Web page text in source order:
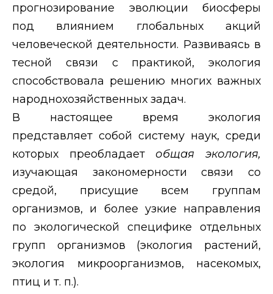
прогнозирование эволюции биосферы
под влиянием глобальных акций
человеческой деятельности. Развиваясь в
тесной связи с практикой, экология
способствовала решению многих важных
народнохозяйственных задач.
В настоящее время экология
представляет собой систему наук, среди
которых преобладает общая экология,
изучающая закономерности связи со
средой, присущие всем группам
организмов, и более узкие направления
по экологической специфике отдельных
групп организмов (экология растений,
экология микроорганизмов, насекомых,
птиц и т. п.).